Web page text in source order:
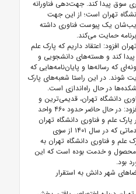
سوق پیدا کند. جهت‌دهی فناورانه
تهران است؛ از این جهت
یک پیوست فناوری داشته
حمایت می‌کند.
افزود: اعتقاد داریم که پارک علم
پیدا کند و هسته‌های دانشجویی و
که رساله‌ها و پایان‌نامه‌هایی که
شوند. در این راستا شعبه‌های پارک
در حال راه‌اندازی است.
دانشگاه تهران، قدیمی‌ترین و
بزرگترین پارک شهری کشور است، افزود: در حال حاضر حدود ۴۶۰ واحد
در پارک علم و فناوری دانشگاه تهران
فعال هستند. تعداد محصولات و خدماتی که در سال ۱۴۰۱ از سوی
علم و فناوری دانشگاه تهران به
جامعه ارائه شده است حدود ۱۰۵۰ محصول و خدمت بوده است که این
شهر دانش به استقرار